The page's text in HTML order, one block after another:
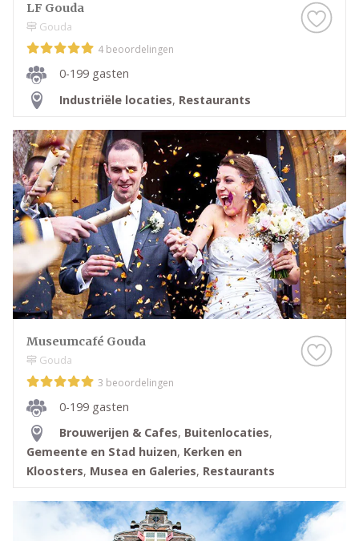
LF Gouda
Gouda
4 beoordelingen
0-199 gasten
Industriële locaties, Restaurants
Museumcafé Gouda
Gouda
3 beoordelingen
0-199 gasten
Brouwerijen & Cafes, Buitenlocaties,
Gemeente en Stad huizen, Kerken en
Kloosters, Musea en Galeries, Restaurants